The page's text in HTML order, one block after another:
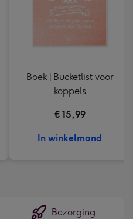
Boek | Bucketlist voor
koppels
€ 15,99
In winkelmand
Bezorging